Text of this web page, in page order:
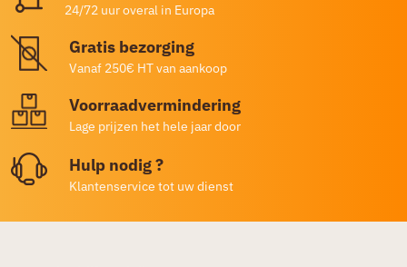
24/72 uur overal in Europa
Gratis bezorging
Vanaf 250€ HT van aankoop
Voorraadvermindering
Lage prijzen het hele jaar door
Hulp nodig ?
Klantenservice tot uw dienst